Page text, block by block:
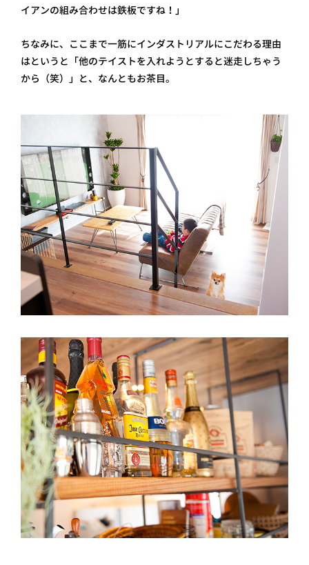
イアンの組み合わせは鉄板ですね！」
ちなみに、ここまで一筋にインダストリアルにこだわる理由
はというと「他のテイストを入れようとすると迷走しちゃう
から（笑）」と、なんともお茶目。